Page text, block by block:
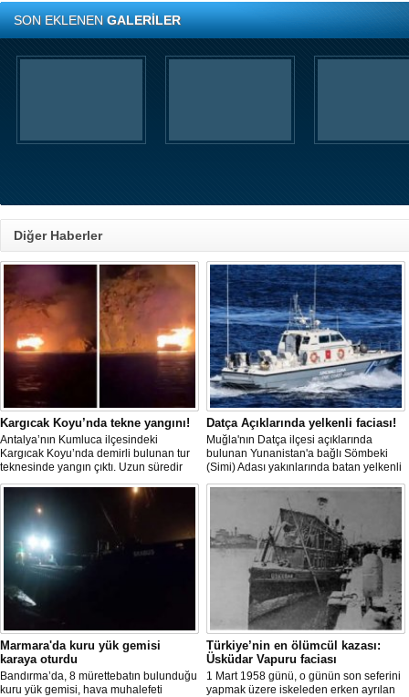
SON EKLENENGALERİLER
Diğer Haberler
Kargıcak Koyu’nda tekne yangını!
Antalya’nın Kumluca ilçesindeki
Kargıcak Koyu’nda demirli bulunan tur
teknesinde yangın çıktı. Uzun süredir
kullanılmadığı belirtilen ve içerisinde
kimsenin bulunmadığı tekne, itfaiyenin
karadan müdahale edememesi
nedeniyle tamamen yanarak
kullanılamaz hale geldi.
Datça Açıklarında yelkenli faciası!
Muğla'nın Datça ilçesi açıklarında
bulunan Yunanistan'a bağlı Sömbeki
(Simi) Adası yakınlarında batan yelkenli
teknedeki 9 kişiden 8'i sağ olarak
kurtarılırken, kaybolan 1 kişi için deniz
ve havadan geniş çaplı arama kurtarma
çalışması başlatıldı.
Marmara'da kuru yük gemisi
karaya oturdu
Bandırma’da, 8 mürettebatın bulunduğu
kuru yük gemisi, hava muhalefeti
Türkiye’nin en ölümcül kazası:
Üsküdar Vapuru faciası
1 Mart 1958 günü, o günün son seferini
yapmak üzere iskeleden erken ayrılan